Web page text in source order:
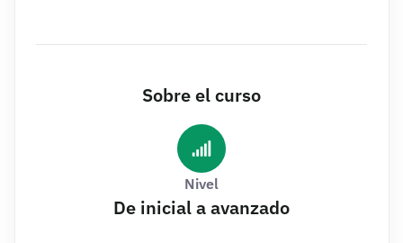
Sobre el curso
Nivel
De inicial a avanzado